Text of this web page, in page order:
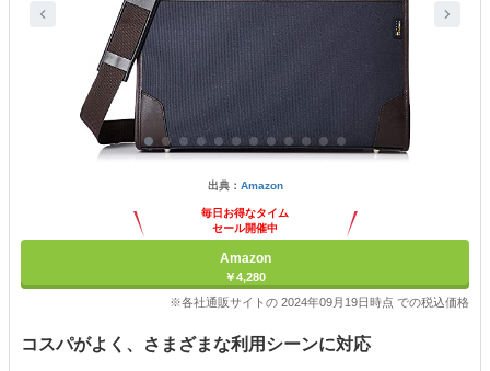
出典： Amazon
毎日お得なタイム
セール開催中
Amazon
￥4,280
※各社通販サイトの 2024年09月19日時点 での税込価格
コスパがよく、さまざまな利用シーンに対応